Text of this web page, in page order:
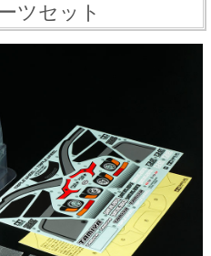
ツセット